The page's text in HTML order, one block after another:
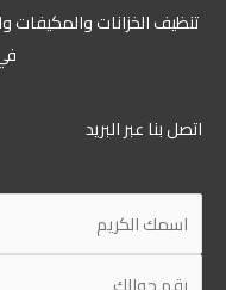
تنظيف الخزانات
اتصل بنا عبر البريد